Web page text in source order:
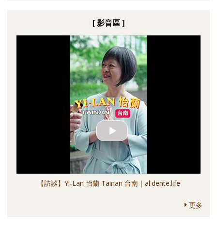
[ 影音區 ]
【訪談】Yi-Lan 怡蘭 Tainan 台南｜al.dente.life
更多